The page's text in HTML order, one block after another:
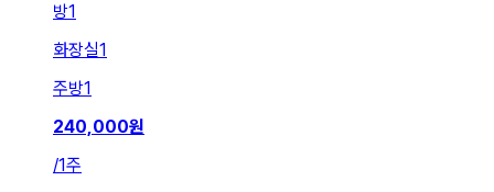
방1
화장실1
주방1
240,000원
/1주